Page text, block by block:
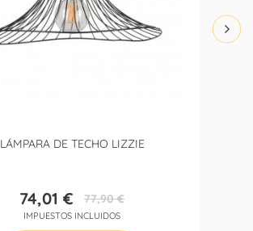
LÁMPARA DE TECHO LIZZIE
Precio
74,01 €Precio
base
77,90 €
IMPUESTOS INCLUIDOS